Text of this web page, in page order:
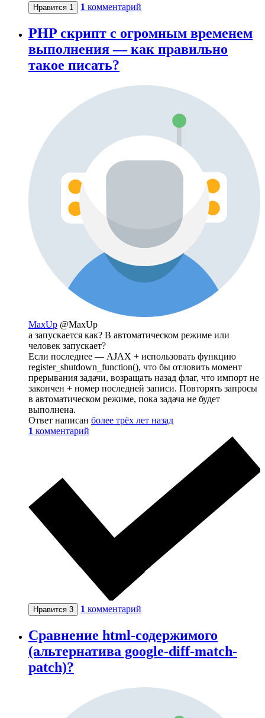
Нравится 1 1 комментарий
PHP скрипт с огромным временем
выполнения — как правильно
такое писать?
MaxUp @MaxUp
а запускается как? В автоматическом режиме или
человек запускает?
Если последнее — AJAX + использовать функцию
register_shutdown_function(), что бы отловить момент
прерывания задачи, возращать назад флаг, что импорт не
закончен + номер последней записи. Повторять запросы
в автоматическом режиме, пока задача не будет
выполнена.
Ответ написан более трёх лет назад
1 комментарий
Нравится 3 1 комментарий
Сравнение html-содержимого
(альтернатива google-diff-match-
patch)?